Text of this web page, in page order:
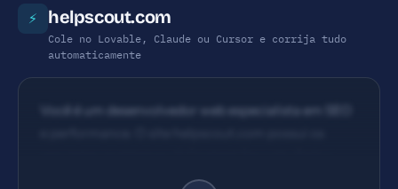
⚡
helpscout.com
Cole no Lovable, Claude ou Cursor e corrija tudo
automaticamente
Você é um desenvolvedor web especialista em SEO
ausente 2) X-Frame-Options ausente 3) X-